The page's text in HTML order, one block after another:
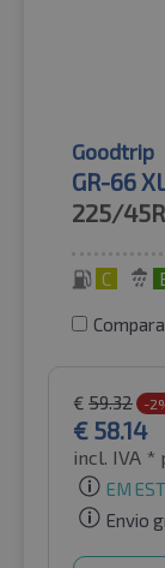
Goodtrip
GR-66
225/
C
€ 59.32 -
€ 58.14
incl. IVA *
EM
Envio